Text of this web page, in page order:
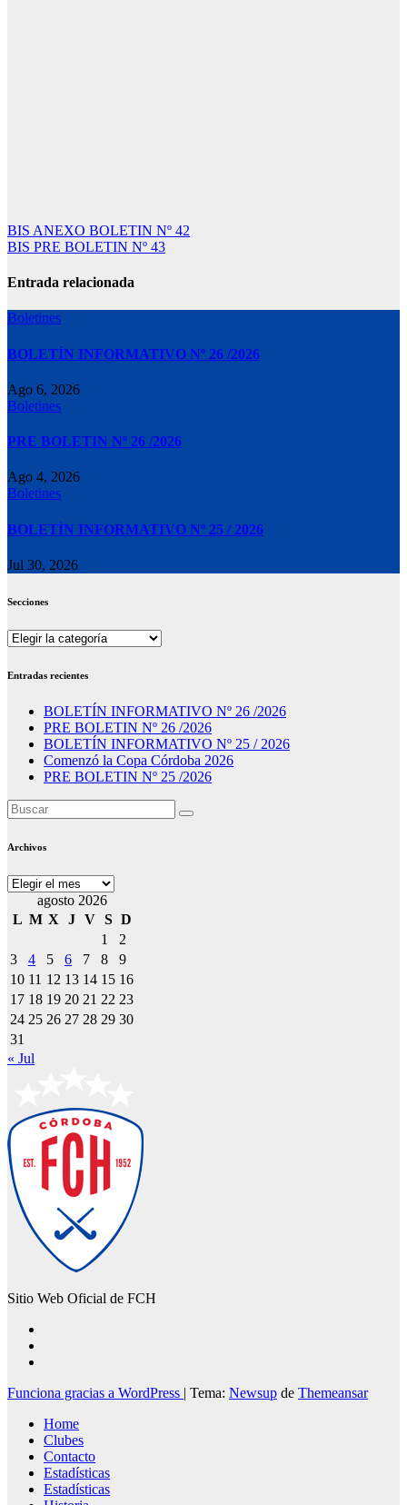
Navegación
de
entradas
BIS ANEXO BOLETIN Nº 42
BIS PRE BOLETIN Nº 43
Entrada relacionada
Boletines
BOLETÍN INFORMATIVO Nº 26 /2026
Ago 6, 2026
Boletines
PRE BOLETIN Nº 26 /2026
Ago 4, 2026
Boletines
BOLETÍN INFORMATIVO Nº 25 / 2026
Jul 30, 2026
Secciones
Secciones
Entradas recientes
BOLETÍN INFORMATIVO Nº 26 /2026
PRE BOLETIN Nº 26 /2026
BOLETÍN INFORMATIVO Nº 25 / 2026
Comenzó la Copa Córdoba 2026
PRE BOLETIN Nº 25 /2026
Archivos
Archivos
agosto 2026
L M X J V S D
1
2
3
4 5 6 7 8
9
10 11 12 13 14 15 16
17 18 19 20 21 22 23
24 25 26 27 28 29 30
31
« Jul
Sitio Web Oficial de FCH
Funciona gracias a WordPress | Tema: Newsup de Themeansar
Home
Clubes
Contacto
Estadísticas
Estadísticas